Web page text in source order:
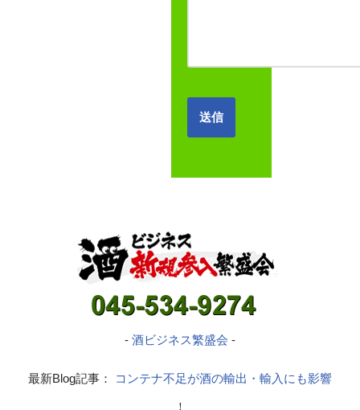
- 酒ビジネス繁盛会 -
最新Blog記事： コンテナ不足が酒の輸出・輸入にも影響
！